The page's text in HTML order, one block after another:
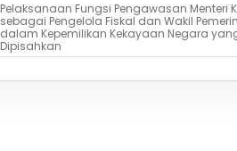
Pelaksanaan Fungsi Pengawasan Menteri
sebagai Pengelola Fiskal dan Wakil
dalam Kepemilikan Kekayaan Negara
Dipisahkan